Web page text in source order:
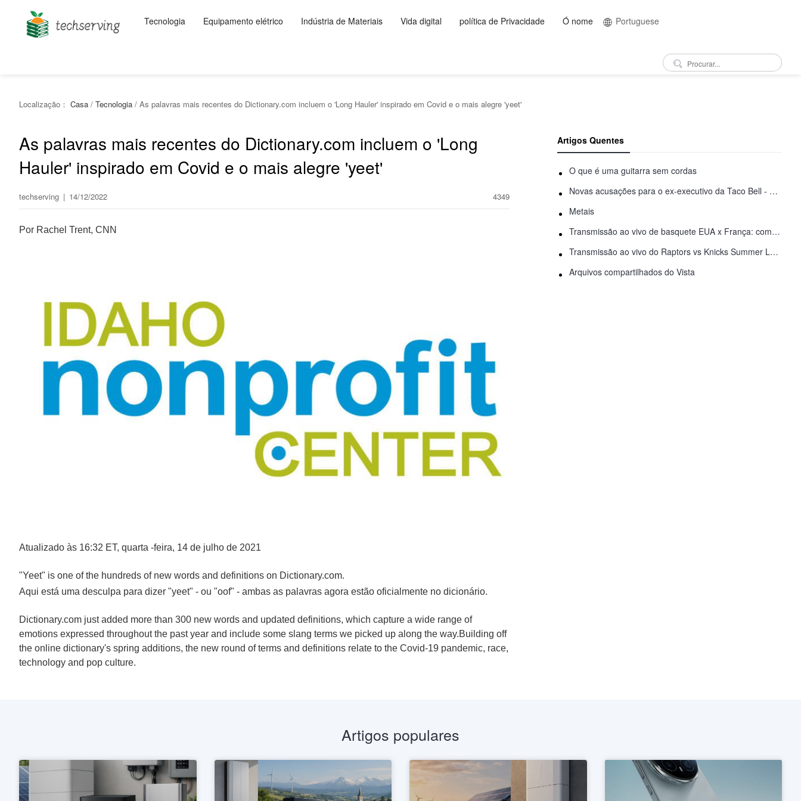
Tecnologia Equipamento elétrico Indústria de Materiais Vida digital política de Privacidade Ó nome Portuguese
Localização： Casa / Tecnologia / As palavras mais recentes do Dictionary.com incluem o 'Long Hauler' inspirado em Covid e o mais alegre 'yeet'
As palavras mais recentes do Dictionary.com incluem o 'Long
Hauler' inspirado em Covid e o mais alegre 'yeet'
techserving | 14/12/2022 4349
Por Rachel Trent, CNN
Atualizado às 16:32 ET, quarta -feira, 14 de julho de 2021
"Yeet" is one of the hundreds of new words and definitions on Dictionary.com.
Aqui está uma desculpa para dizer "yeet" - ou "oof" - ambas as palavras agora estão oficialmente no dicionário.
Dictionary.com just added more than 300 new words and updated definitions, which capture a wide range of
emotions expressed throughout the past year and include some slang terms we picked up along the way.Building off
the online dictionary's spring additions, the new round of terms and definitions relate to the Covid-19 pandemic, race,
technology and pop culture.
Artigos Quentes
O que é uma guitarra sem cordas
Novas acusações para o ex-executivo da Taco Bell - Benjamin Golden - na briga do Uber
Metais
Transmissão ao vivo de basquete EUA x França: como assistir online
Transmissão ao vivo do Raptors vs Knicks Summer League: como assistir
Arquivos compartilhados do Vista
Artigos populares